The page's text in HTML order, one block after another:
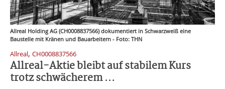
Allreal Holding AG (CH0008837566) dokumentiert in Schwarzweiß eine
Baustelle mit Kränen und Bauarbeitern - Foto: THN
Allreal, CH0008837566
Allreal-Aktie bleibt auf stabilem Kurs
trotz schwächerem ...